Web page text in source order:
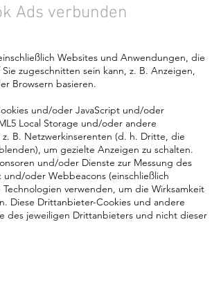
Ads verbunden
Websites und Anwendungen, die
zugeschnitten sein kann, z. B. Anzeigen,
Browsern basieren.
und/oder JavaScript und/oder
Local Storage und/oder andere
B. Netzwerkinserenten (d. h. Dritte, die
um gezielte Anzeigen zu schalten.
und/oder Dienste zur Messung des
oder Webbeacons (einschließlich
verwenden, um die Wirksamkeit
Diese Drittanbieter-Cookies und andere
des jeweiligen Drittanbieters und nicht dieser